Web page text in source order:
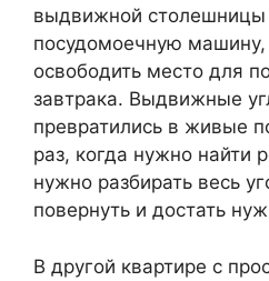
выдвижной столешницы
посудомоечную машину,
освободить место для
завтрака. Выдвижные
превратились в живые
раз, когда нужно найти
нужно разбирать весь
повернуть и достать
В другой квартире с